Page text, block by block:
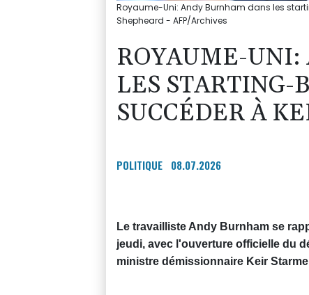
Royaume-Uni: Andy Burnham dans les
Shepheard - AFP/Archives
ROYAUME-UNI:
LES STARTING-
SUCCÉDER À
POLITIQUE 08.07.2026
Le travailliste Andy Burnham se
jeudi, avec l'ouverture officielle du
ministre démissionnaire Keir